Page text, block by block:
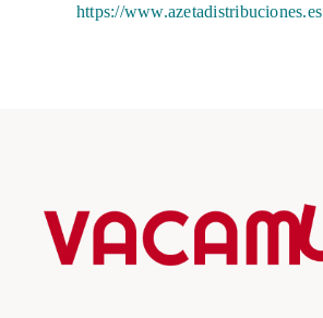
https://www.azetadistribuciones.es